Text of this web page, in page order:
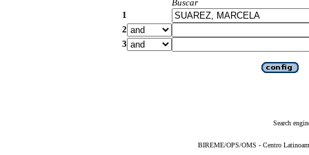
Buscar
1
2
3
Search
BIREME/OPS/OMS - Centro